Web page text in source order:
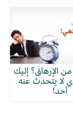
الإرهاق؟ إليك
لا يتحدث عنه
أحد!